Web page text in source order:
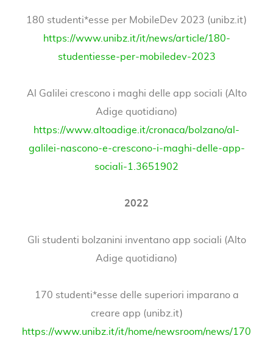
180 studenti*esse per MobileDev 2023 (unibz.it)
https://www.unibz.it/it/news/article/180-
studentiesse-per-mobiledev-2023
Al Galilei crescono i maghi delle app sociali (Alto
Adige quotidiano)
https://www.altoadige.it/cronaca/bolzano/al-
galilei-nascono-e-crescono-i-maghi-delle-app-
sociali-1.3651902
2022
Gli studenti bolzanini inventano app sociali (Alto
Adige quotidiano)
170 studenti*esse delle superiori imparano a
creare app (unibz.it)
https://www.unibz.it/it/home/newsroom/news/170